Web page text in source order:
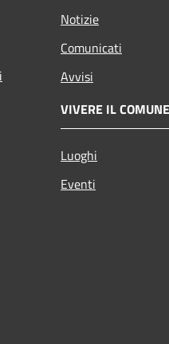
Notizie
Comunicati
Avvisi
VIVERE IL COMUNE
Luoghi
Eventi